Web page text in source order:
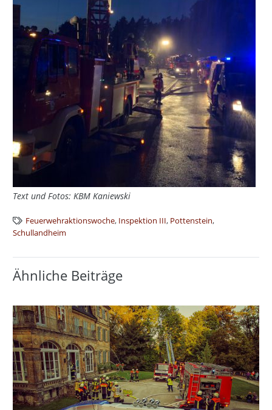
Text und Fotos: KBM Kaniewski
Feuerwehraktionswoche, Inspektion III, Pottenstein,
Schullandheim
Ähnliche Beiträge